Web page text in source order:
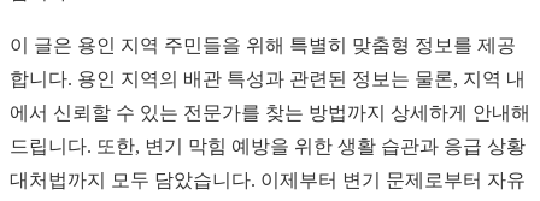
이 글은 용인 지역 주민들을 위해 특별히 맞춤형 정보를 제공
합니다. 용인 지역의 배관 특성과 관련된 정보는 물론, 지역 내
에서 신뢰할 수 있는 전문가를 찾는 방법까지 상세하게 안내해
드립니다. 또한, 변기 막힘 예방을 위한 생활 습관과 응급 상황
대처법까지 모두 담았습니다. 이제부터 변기 문제로부터 자유